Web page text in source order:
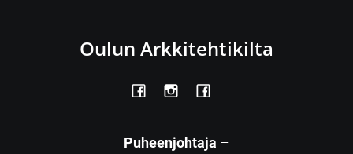
Oulun Arkkitehtikilta
Puheenjohtaja –